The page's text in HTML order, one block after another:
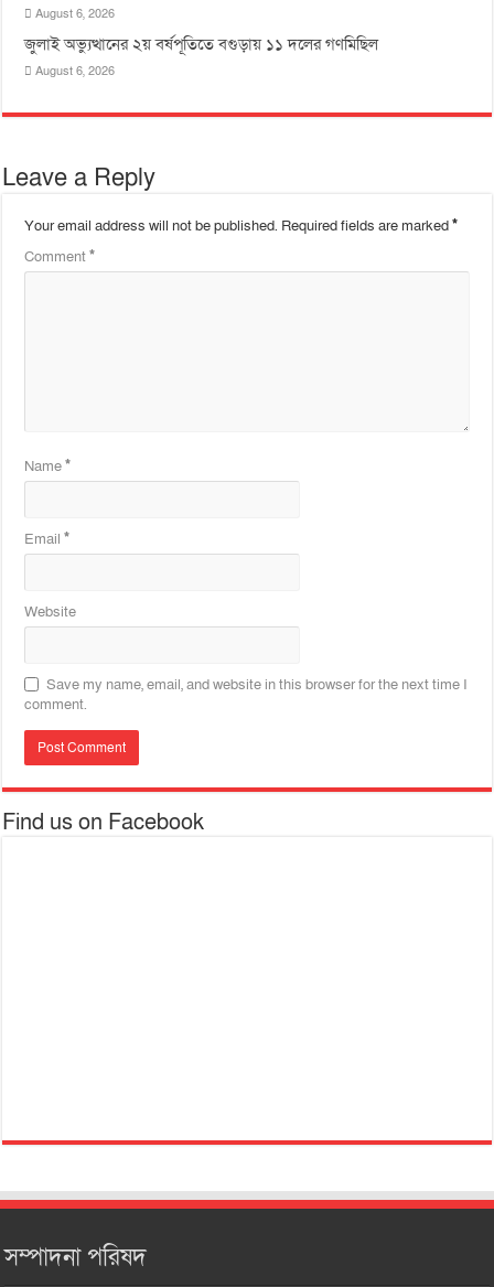
August 6, 2026
জুলাই অভ্যুত্থানের ২য় বর্ষপূতিতে বগুড়ায় ১১ দলের গণমিছিল
August 6, 2026
Leave a Reply
Your email address will not be published. Required fields are marked*
Comment*
Name*
Email*
Website
Save my name, email, and website in this browser for the next time I
comment.
Find us on Facebook
সম্পাদনা পরিষদ